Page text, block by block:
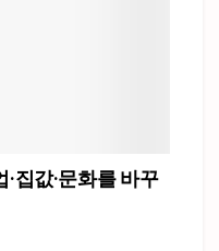
집값·문화를 바꾸